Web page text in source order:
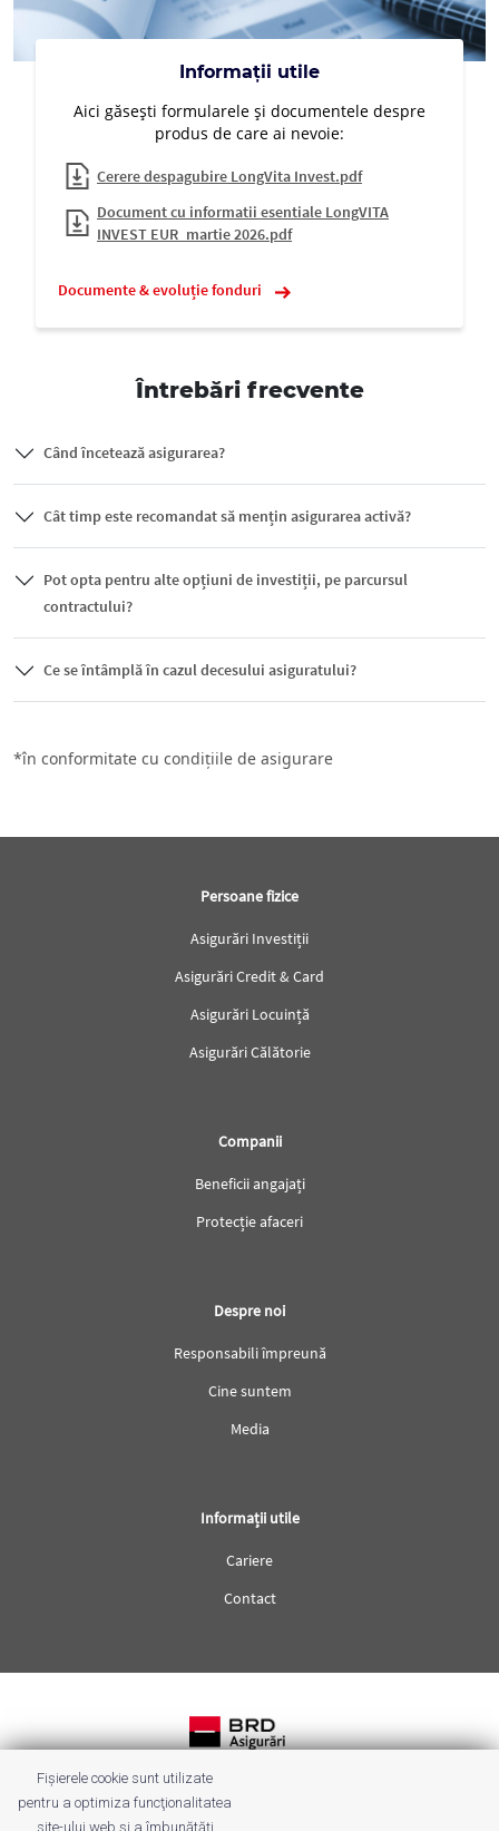
Informații utile
Aici găsești formularele și documentele despre
produs de care ai nevoie:
Cerere despagubire LongVita Invest.pdf
Document cu informatii esentiale LongVITA
INVEST EUR_martie 2026.pdf
Documente & evoluție fonduri
Întrebări frecvente
Când încetează asigurarea?
Cât timp este recomandat să mențin asigurarea activă?
Pot opta pentru alte opțiuni de investiții, pe parcursul
contractului?
Ce se întâmplă în cazul decesului asiguratului?
*în conformitate cu condițiile de asigurare
Persoane fizice
Asigurări Investiții
Asigurări Credit & Card
Asigurări Locuință
Asigurări Călătorie
Companii
Beneficii angajați
Protecție afaceri
Despre noi
Responsabili împreună
Cine suntem
Media
Informații utile
Cariere
Contact
Termeni & condiții
Fișierele cookie sunt utilizate
pentru a optimiza funcţionalitatea
site-ului web şi a îmbunătăţi